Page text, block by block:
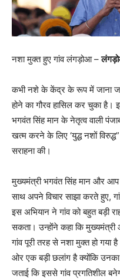
नशा मुक्त हुए गांव लंगड़ोआ –
कभी नशे के केंद्र के रूप में जाना
होने का गौरव हासिल कर चुका है।
भगवंत सिंह मान के नेतृत्व वाली
खत्म करने के लिए ‘युद्ध नशों
सराहना की।
मुख्यमंत्री भगवंत सिंह मान और
साथ अपने विचार साझा करते हुए,
इस अभियान ने गांव को बहुत बड़ी
सकता। उन्होंने कहा कि
गांव पूरी तरह से नशा मुक्त हो गया
ओर एक बड़ी छलांग है क्योंकि उनका
जताई कि इससे गांव प्रगतिशील